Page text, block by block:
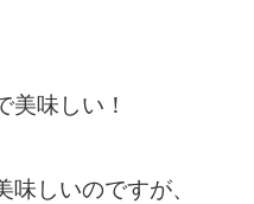
美味しい！
しいのですが、